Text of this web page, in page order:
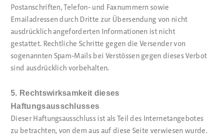
Postanschriften, Telefon- und Faxnummern sowie
Emailadressen durch Dritte zur Übersendung von nicht
ausdrücklich angeforderten Informationen ist nicht
gestattet. Rechtliche Schritte gegen die Versender von
sogenannten Spam-Mails bei Verstössen gegen dieses Verbot
sind ausdrücklich vorbehalten.
5. Rechtswirksamkeit dieses
Haftungsausschlusses
Dieser Haftungsausschluss ist als Teil des Internetangebotes
zu betrachten, von dem aus auf diese Seite verwiesen wurde.